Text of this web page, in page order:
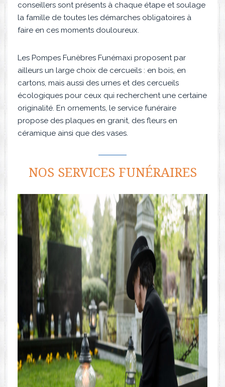
conseillers sont présents à chaque étape et soulage
la famille de toutes les démarches obligatoires à
faire en ces moments douloureux.
Les Pompes Funèbres Funémaxi proposent par
ailleurs un large choix de cercueils : en bois, en
cartons, mais aussi des urnes et des cercueils
écologiques pour ceux qui recherchent une certaine
originalité. En ornements, le service funéraire
propose des plaques en granit, des fleurs en
céramique ainsi que des vases.
NOS SERVICES FUNÉRAIRES